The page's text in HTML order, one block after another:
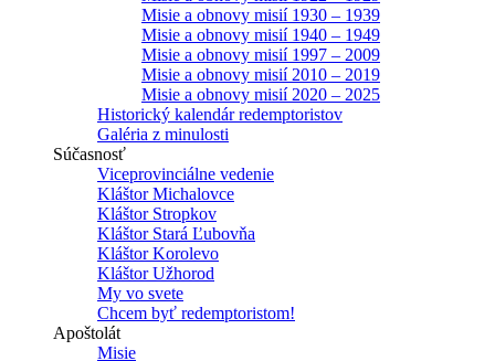
Misie a obnovy misií 1930 – 1939
Misie a obnovy misií 1940 – 1949
Misie a obnovy misií 1997 – 2009
Misie a obnovy misií 2010 – 2019
Misie a obnovy misií 2020 – 2025
Historický kalendár redemptoristov
Galéria z minulosti
Súčasnosť
Viceprovinciálne vedenie
Kláštor Michalovce
Kláštor Stropkov
Kláštor Stará Ľubovňa
Kláštor Korolevo
Kláštor Užhorod
My vo svete
Chcem byť redemptoristom!
Apoštolát
Misie